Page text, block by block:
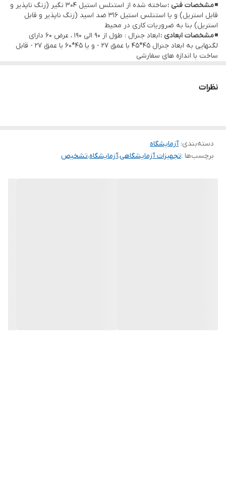
◾مشخصات فنی :
ساخته شده از استنلس استیل 304 نگیر (زنگ ناپذیر و
قابل استریل) و یا استنلس استیل 316 ضد اسید (زنگ ناپذیر و قابل
استریل) بنا به ضروریات کاری در محیط
◾مشخصات ابعادی :
ابعاد جنرال : طول از 90 الی 190 ، عرض 60 دارای
لگنهایی به ابعاد جنرال 45*45 با عمق 27 - و یا 45*60 با عمق 27 - قابل
ساخت با اندازه های سفارشی
نظرات
دسته‌بندی:آزمایشگاه
برچسب‌ها :تجهیزات آزمایشگاهی،آزمایشگاه،تشخیص